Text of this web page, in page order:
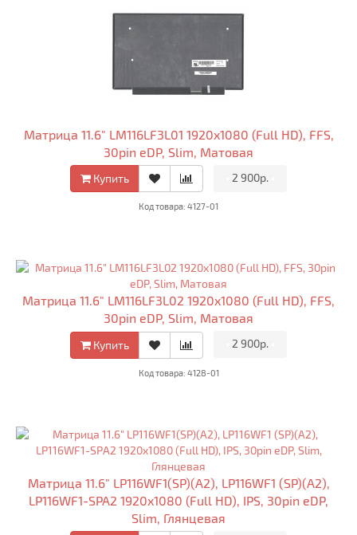
Матрица 11.6" LM116LF3L01 1920x1080 (Full HD), FFS,
30pin eDP, Slim, Матовая
Купить 2 900р.
Код товара: 4127-01
Матрица 11.6" LM116LF3L02 1920x1080 (Full HD), FFS,
30pin eDP, Slim, Матовая
Купить 2 900р.
Код товара: 4128-01
Матрица 11.6" LP116WF1(SP)(A2), LP116WF1 (SP)(A2),
LP116WF1-SPA2 1920x1080 (Full HD), IPS, 30pin eDP,
Slim, Глянцевая